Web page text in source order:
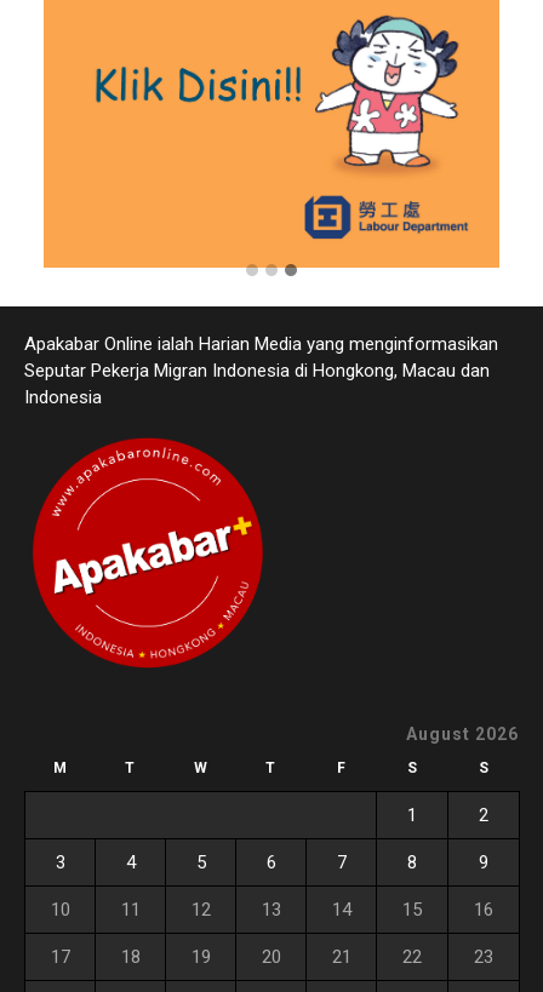
Apakabar Online ialah Harian Media yang menginformasikan
Seputar Pekerja Migran Indonesia di Hongkong, Macau dan
Indonesia
August 2026
M T W T F S S
1 2
3 4 5 6 7 8 9
10 11 12 13 14 15 16
17 18 19 20 21 22 23